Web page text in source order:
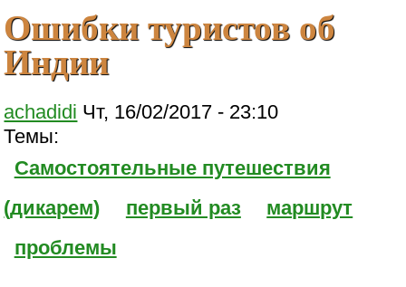
Ошибки туристов об
Индии
achadidi Чт, 16/02/2017 - 23:10
Темы:
Самостоятельные путешествия
(дикарем)
первый раз
маршрут
проблемы